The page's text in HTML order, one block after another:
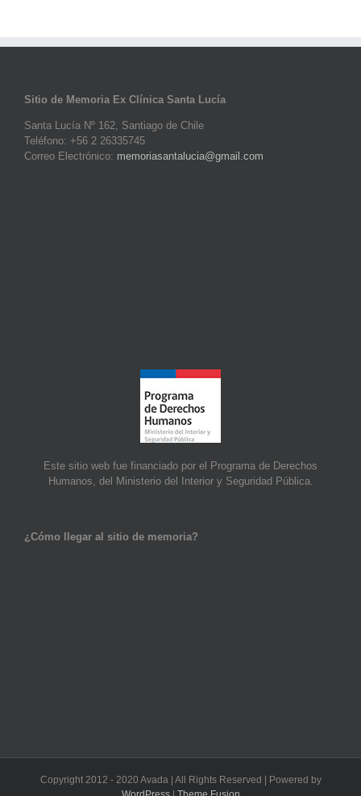
Sitio de Memoria Ex Clínica Santa Lucía
Santa Lucía Nº 162, Santiago de Chile
Teléfono: +56 2 26335745
Correo Electrónico: memoriasantalucia@gmail.com
Este sitio web fue financiado por el Programa de Derechos
Humanos, del Ministerio del Interior y Seguridad Pública.
¿Cómo llegar al sitio de memoria?
Copyright 2012 - 2020 Avada | All Rights Reserved | Powered by